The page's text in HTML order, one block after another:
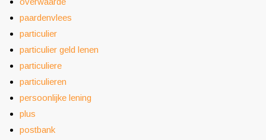
paardenvlees
particulier
particulier geld lenen
particuliere
particulieren
persoonlijke lening
plus
postbank